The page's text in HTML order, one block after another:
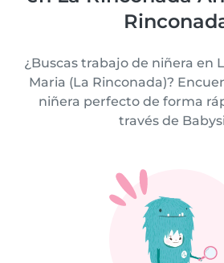
¿Buscas trabajo de niñera en
Maria (La Rinconada)?
niñera perfecto de forma
través de